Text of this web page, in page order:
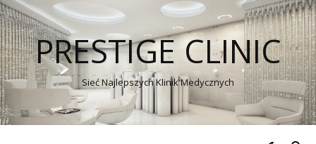
PRESTIGE CLINIC
Sieć Najlepszych Klinik Medycznych